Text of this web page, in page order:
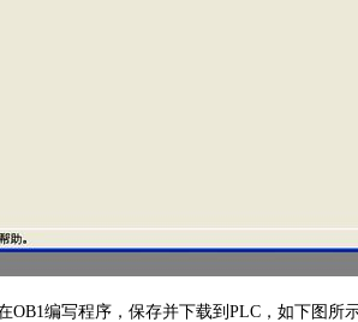
OB1编写程序，保存并下载到 PLC ，如下图所